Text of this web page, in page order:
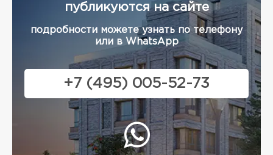
публикуются на сайте
подробности можете узнать по телефону
или в WhatsApp
+7 (495) 005-52-73